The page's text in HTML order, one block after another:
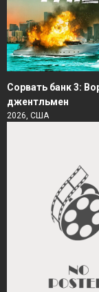
Сорвать банк 3:
джентльмен
2026, США